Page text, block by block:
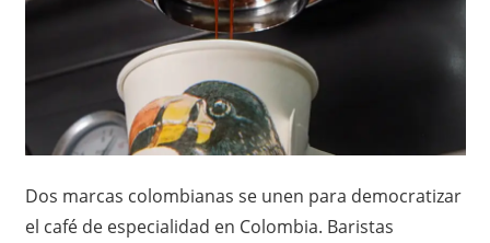
Dos marcas colombianas se unen para democratizar
el café de especialidad en Colombia. Baristas